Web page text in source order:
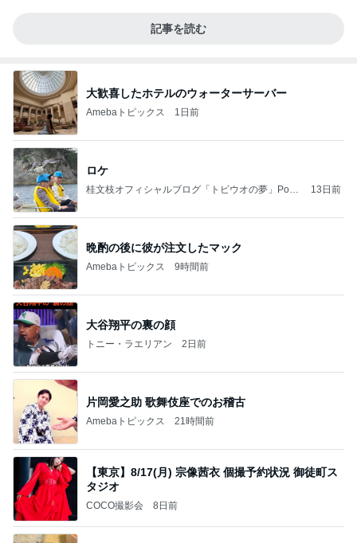
記事を読む
大歓喜したホテルのウォーターサーバー
Amebaトピックス 1日前
ロケ
桂文枝オフィシャルブログ「トビウオの夢」Pow
13日前
晩酌の後に彼が注文したマック
Amebaトピックス 9時間前
大谷翔平の裏の顔
トニー・ラエリアン 2日前
片岡愛之助 歌舞伎座でのお稽古
Amebaトピックス 21時間前
【東京】8/17(月) 宗像茜衣 個撮予約状況 御徒町ス
タジオ
COCO撮影会 8日前